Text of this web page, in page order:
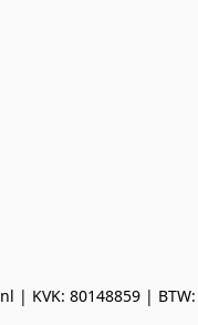
KVK: 80148859 | BTW: